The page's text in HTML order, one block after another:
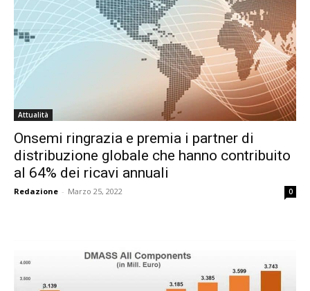
Attualità
Onsemi ringrazia e premia i partner di
distribuzione globale che hanno contribuito
al 64% dei ricavi annuali
Redazione - Marzo 25, 2022 0